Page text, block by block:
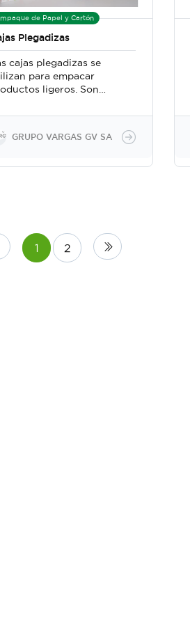
de Papel y Cartón
Plegadizas
cajas plegadizas se
para empacar
ligeros. Son
farmacéutica,
vinos y licores,
... El espesor del
de la caja plegadiza
+ Varniz UV // Sin
GRUPO VARGAS GV SA
1 2